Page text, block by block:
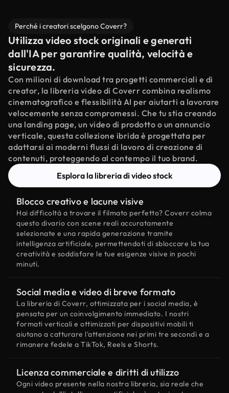
Perché i creatori scelgono Coverr?
Utilizza video stock originali e generati
dall'IA per garantire qualità, velocità e
sicurezza.
Con milioni di download tra progetti commerciali e di
creator, la libreria video di Coverr combina realismo
cinematografico e flessibilità AI per aiutarti a lavorare
velocemente senza compromessi. Che tu stia creando
una landing page, un video di prodotto o un annuncio
verticale, questa collezione ibrida è progettata per
adattarsi ai moderni flussi di lavoro di creazione di
contenuti, proteggendo al contempo il tuo brand.
Esplora la libreria di video stock
Blocco creativo e lacune visive
Hai difficoltà a trovare il filmato perfetto? Coverr colma
questo divario con scene reali accuratamente
selezionate e una rapida generazione tramite
intelligenza artificiale, permettendoti di sbloccare la tua
creatività e soddisfare le tue esigenze visive in pochi
minuti.
Social media e video di breve formato
La libreria di Coverr, ottimizzata per i social media, è
pensata per un coinvolgimento immediato. I nostri
formati verticali e ottimizzati per dispositivi mobili ti
aiutano a catturare l'attenzione nei primi tre secondi e a
rimanere fedele a TikTok, Reels e Shorts.
Licenza commerciale e diritti di utilizzo
Ogni video presente nella nostra libreria, sia reale che